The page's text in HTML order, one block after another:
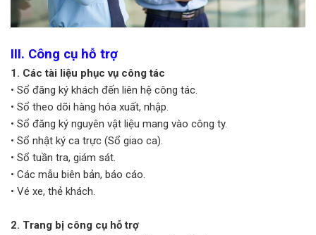
III. Công cụ hỗ trợ
1. Các tài liệu phục vụ công tác
• Sổ đăng ký khách đến liên hệ công tác.
• Sổ theo dõi hàng hóa xuất, nhập.
• Sổ đăng ký nguyên vật liệu mang vào công ty.
• Sổ nhật ký ca trực (Sổ giao ca).
• Sổ tuần tra, giám sát.
• Các mẫu biên bản, báo cáo.
• Vé xe, thẻ khách.
2. Trang bị công cụ hỗ trợ